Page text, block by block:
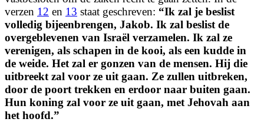
verzen 12 en 13 staat geschreven: “Ik zal je beslist
volledig bijeenbrengen, Jakob. Ik zal beslist de
overgeblevenen van Israël verzamelen. Ik zal ze
verenigen, als schapen in de kooi, als een kudde in
de weide. Het zal er gonzen van de mensen. Hij die
uitbreekt zal voor ze uit gaan. Ze zullen uitbreken,
door de poort trekken en erdoor naar buiten gaan.
Hun koning zal voor ze uit gaan, met Jehovah aan
het hoofd.”